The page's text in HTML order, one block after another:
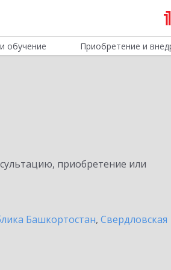
обучение Приобретение и
приобретение или
Башкортостан, Свердловская